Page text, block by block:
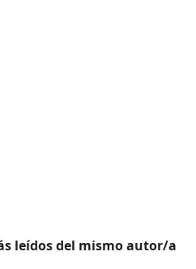
leídos del mismo autor/a